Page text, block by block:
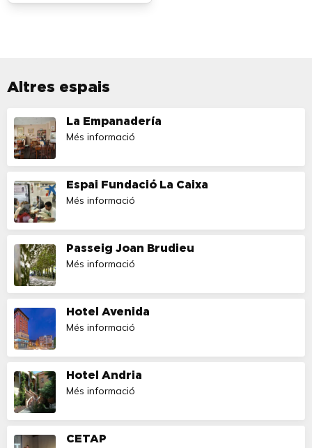
Altres espais
La Empanadería
Més informació
Espai Fundació La Caixa
Més informació
Passeig Joan Brudieu
Més informació
Hotel Avenida
Més informació
Hotel Andria
Més informació
CETAP